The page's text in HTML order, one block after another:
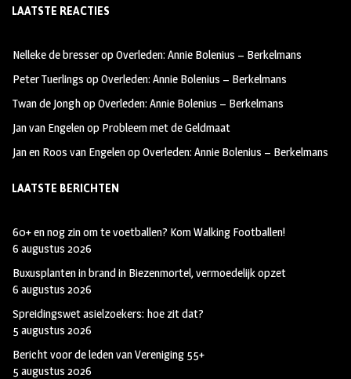
b
oo
k
ag
m
tt
LAATSTE REACTIES
Nelleke de bresseropOverleden: Annie Bolenius – Berkelmans
Peter Tuerlings opOverleden: Annie Bolenius – Berkelmans
Twan de JonghopOverleden: Annie Bolenius – Berkelmans
Jan van Engelenop Probleem met de Geldmaat
Jan en Roos van EngelenopOverleden: Annie Bolenius – Berkelmans
LAATSTE BERICHTEN
60+ en nog zin om te voetballen? Kom Walking Footballen!
6 augustus 2026
Buxusplanten in brand in Biezenmortel, vermoedelijk opzet
6 augustus 2026
Spreidingswet asielzoekers: hoe zit dat?
5 augustus 2026
Bericht voor de leden van Vereniging 55+
5 augustus 2026